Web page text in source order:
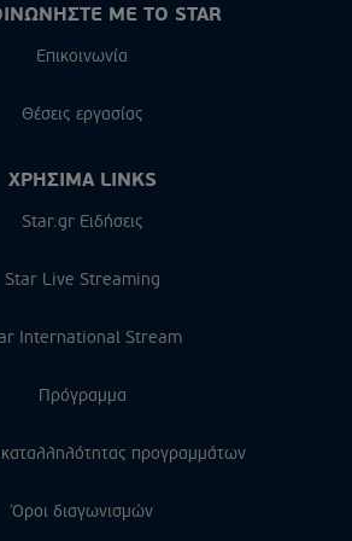
ΜΕ ΤΟ STAR
Επικοινωνία
Θέσεις εργασίας
ΧΡΗΣΙΜΑ LINKS
Star.gr Ειδήσεις
Star Live Streaming
International Stream
Πρόγραμμα
καταλληλότητας προγραμμάτων
Όροι διαγωνισμών